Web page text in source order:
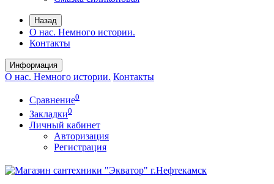
Назад
О нас. Немного истории.
Контакты
Информация
О нас. Немного истории. Контакты
Сравнение0
Закладки0
Личный кабинет
Авторизация
Регистрация